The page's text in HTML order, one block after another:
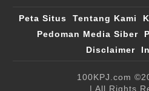
Peta Situs Tentang Kami
Pedoman Media Siber
Disclaimer
100KPJ.com
| All Rights